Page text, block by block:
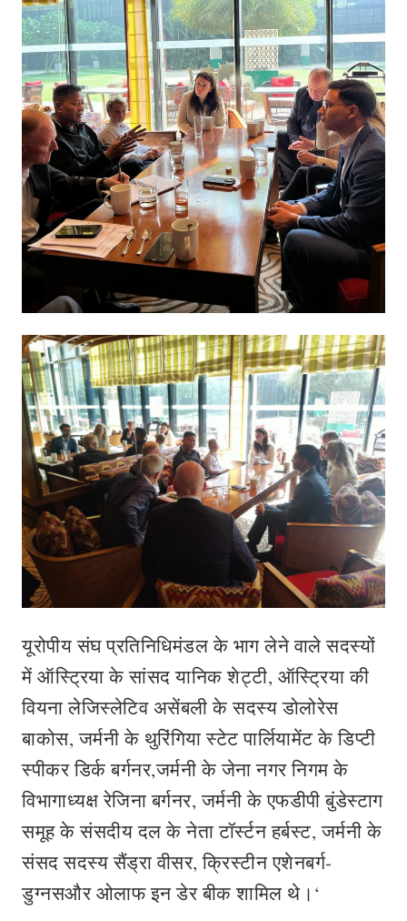
यूरोपीय संघ प्रतिनिधिमंडल के भाग लेने वाले सदस्यों
में ऑस्ट्रिया के सांसद यानिक शेट्टी, ऑस्ट्रि‍या की
वियना लेजिस्‍लेटिव असेंबली के सदस्‍य डोलोरेस
बाकोस, जर्मनी के थुरिंगिया स्‍टेट पार्लियामेंट के डिप्‍टी
स्‍पीकर डिर्क बर्गनर,जर्मनी के जेना नगर निगम के
विभागाध्यक्ष रेजिना बर्गनर, जर्मनी के एफडीपी बुंडेस्टाग
समूह के संसदीय दल के नेता टॉर्स्टन हर्बस्ट, जर्मनी के
संसद सदस्‍य सैंड्रा वीसर, क्रिस्टीन एशेनबर्ग-
डुग्नसऔर ओलाफ इन डेर बीक शामिल थे।‘